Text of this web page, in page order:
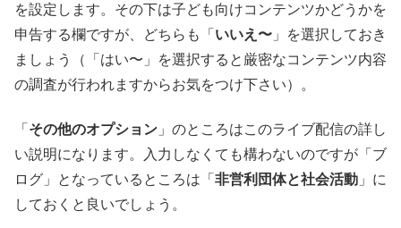
を設定します。その下は子ども向けコンテンツかどうかを
申告する欄ですが、どちらも「 いいえ〜 」を選択しておき
ましょう（「はい〜」を選択すると厳密なコンテンツ内容
の調査が行われますからお気をつけ下さい）。
「 その他のオプション 」のところはこのライブ配信の詳し
い説明になります。入力しなくても構わないのですが「ブ
ログ」となっているところは「 非営利団体と社会活動 」に
しておくと良いでしょう。